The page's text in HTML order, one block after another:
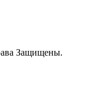
Защищены.